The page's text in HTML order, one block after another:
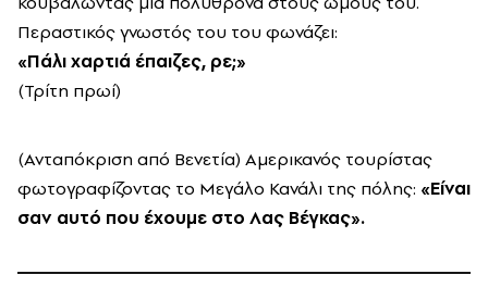
Περαστικός γνωστός του του φωνάζει:
«Πάλι χαρτιά έπαιζες, ρε;»
(Τρίτη πρωί)
(Ανταπόκριση από Βενετία) Αμερικανός τουρίστας
φωτογραφίζοντας το Μεγάλο Κανάλι της πόλης: «Είναι
σαν αυτό που έχουμε στο Λας Βέγκας».